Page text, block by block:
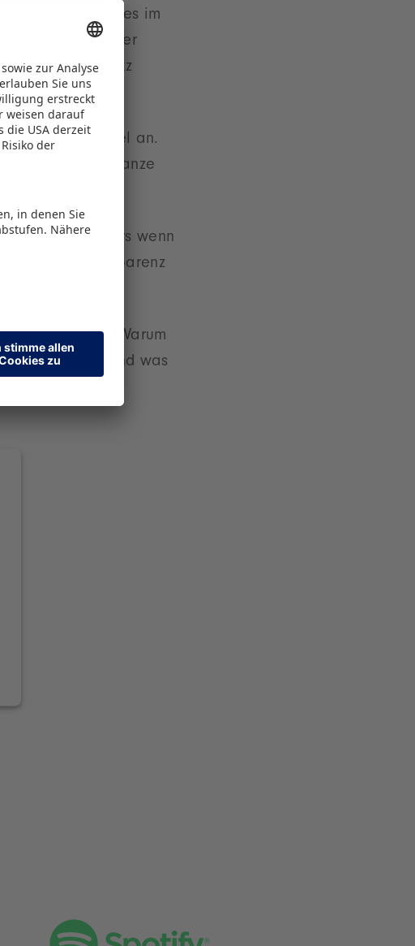
– und das alles im
trotzdem sicher
wie man trotz
für Mattel an.
für die ganze
sich?
Preis? Besonders wenn
Transparenz
in Essen. Warum
verdient hat und was